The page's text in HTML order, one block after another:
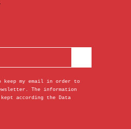
keep my email in order to
The information
according the Data